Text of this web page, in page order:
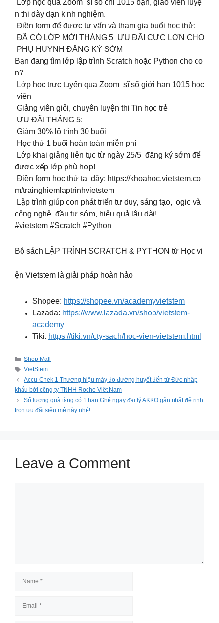
‍ Lớp học qua Zoom sĩ số chỉ 1015 bạn, giáo viên luyệ
n thi dày dạn kinh nghiệm.
Điền form để được tư vấn và tham gia buổi học thử:
ĐÃ CÓ LỚP MỚI THÁNG 5 ƯU ĐÃI CỰC LỚN CHO
PHỤ HUYNH ĐĂNG KÝ SỚM
Bạn đang tìm lớp lập trình Scratch hoặc Python cho co
n?
Lớp học trực tuyến qua Zoom sĩ số giới hạn 1015 học
viên
Giảng viên giỏi, chuyên luyện thi Tin học trẻ
ƯU ĐÃI THÁNG 5:
Giảm 30% lộ trình 30 buổi
Học thử 1 buổi hoàn toàn miễn phí
Lớp khai giảng liên tục từ ngày 25/5 đăng ký sớm để
được xếp lớp phù hợp!
Điền form học thử tại đây: https://khoahoc.vietstem.co
m/trainghiemlaptrinhvietstem
Lập trình giúp con phát triển tư duy, sáng tạo, logic và
công nghệ đầu tư sớm, hiệu quả lâu dài!
#vietstem #Scratch #Python
Bộ sách LẬP TRÌNH SCRATCH & PYTHON từ Học vi
ện Vietstem là giải pháp hoàn hảo
Shopee: https://shopee.vn/academyvietstem
Lazada: https://www.lazada.vn/shop/vietstem-
academy
Tiki: https://tiki.vn/cty-sach/hoc-vien-vietstem.html
Categories
Shop Mall
Tags
VietStem
Accu-Chek 1 Thương hiệu máy đo đường huyết đến từ Đức nhập
khẩu bởi công ty TNHH Roche Việt Nam
Số lượng quà tặng có 1 hạn Ghé ngay đại lý AKKO gần nhất để rinh
trọn ưu đãi siêu mê này nhé!
Leave a Comment